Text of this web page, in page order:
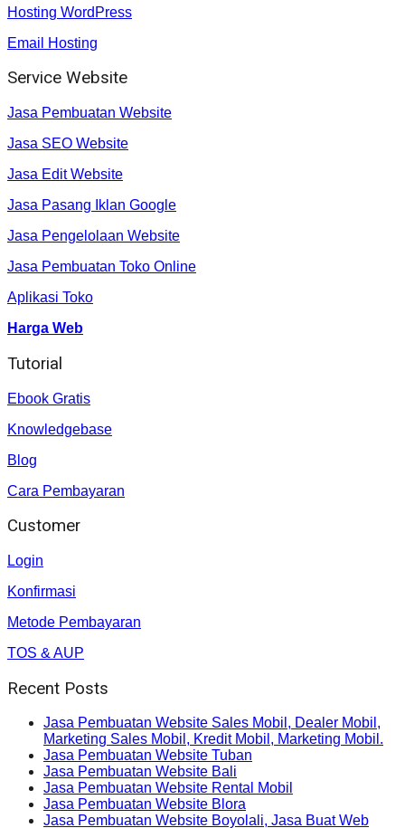
Hosting WordPress
Email Hosting
Service Website
Jasa Pembuatan Website
Jasa SEO Website
Jasa Edit Website
Jasa Pasang Iklan Google
Jasa Pengelolaan Website
Jasa Pembuatan Toko Online
Aplikasi Toko
Harga Web
Tutorial
Ebook Gratis
Knowledgebase
Blog
Cara Pembayaran
Customer
Login
Konfirmasi
Metode Pembayaran
TOS & AUP
Recent Posts
Jasa Pembuatan Website Sales Mobil, Dealer Mobil,
Marketing Sales Mobil, Kredit Mobil, Marketing Mobil.
Jasa Pembuatan Website Tuban
Jasa Pembuatan Website Bali
Jasa Pembuatan Website Rental Mobil
Jasa Pembuatan Website Blora
Jasa Pembuatan Website Boyolali, Jasa Buat Web